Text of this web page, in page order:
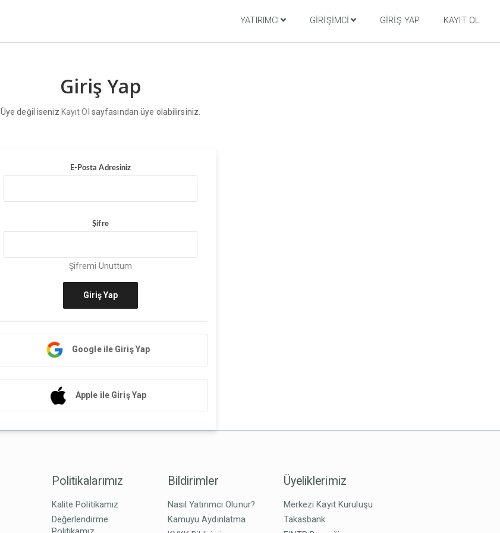
YATIRIMCI GIRIŞIMCI GIRIŞ YAP KAYIT OL
Giriş Yap
Üye değil iseniz Kayıt Ol sayfasından üye olabilirsiniz.
E-Posta Adresiniz
Şifre
Şifremi Unuttum
Giriş Yap
Google ile Giriş Yap
Apple ile Giriş Yap
Politikalarımız
Kalite Politikamız
Değerlendirme
Bildirimler
Nasıl Yatırımcı Olunur?
Kamuyu Aydınlatma
Üyeliklerimiz
Merkezi Kayıt Kuruluşu
Takasbank